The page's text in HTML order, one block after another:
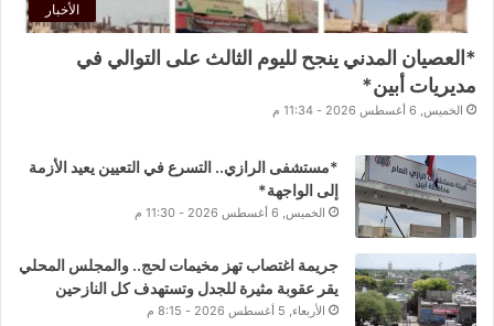
الأخبار
*العصيان المدني ينجح لليوم الثالث على التوالي في
مديريات أبين*
الخميس, 6 أغسطس 2026 - 11:34 م
*مستشفى الرازي.. التسرع في التعيين يعيد الأزمة
إلى الواجهة*
الخميس, 6 أغسطس 2026 - 11:30 م
جريمة اغتصاب تهز مخيمات لحج.. والمجلس المحلي
يقر عقوبة مثيرة للجدل وتستهدف كل النازحين
الأربعاء, 5 أغسطس 2026 - 8:15 م